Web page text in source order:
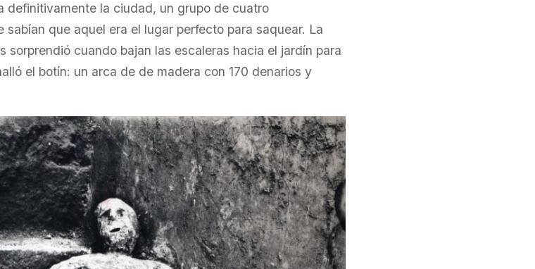
definitivamente la ciudad, un grupo de cuatro
que aquel era el lugar perfecto para saquear. La
sorprendió cuando bajan las escaleras hacia el jardín para
el botín: un arca de de madera con 170 denarios y